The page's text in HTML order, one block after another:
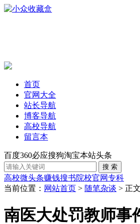
首页
官网大全
站长导航
博客导航
高校导航
留言本
百度360必应搜狗淘宝本站头条
高校微头条赚钱搜书院校官网专科
当前位置： 网站首页 > 随笔杂谈 > 正文
南医大处罚教师事